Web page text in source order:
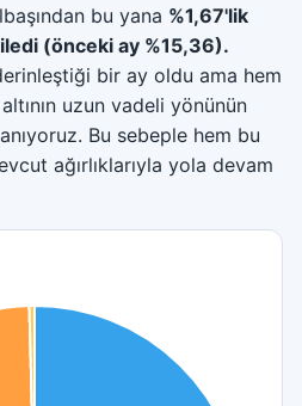
bu yana %1,67'lik
(önceki ay %15,36).
bir ay oldu ama hem
uzun vadeli yönünün
Bu sebeple hem bu
ağırlıklarıyla yola devam